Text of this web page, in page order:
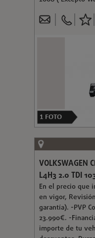
1 FOTO
VOLKSWAGEN
L4H3 2.0 TDI
En el precio que
en vigor,
garantía). -PVP
23.990€. -
importe de tu